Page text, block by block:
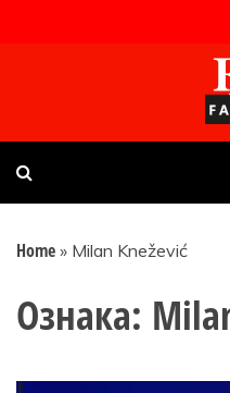
Faktor
Uvijek presudan
Home » Milan Knežević
Ознака: